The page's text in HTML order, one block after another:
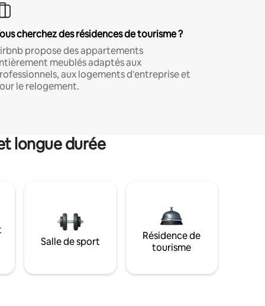
cherchez des résidences de tourisme ?
propose des appartements
meublés adaptés aux
aux logements d'entreprise et
le relogement.
longue durée
Salle de sport
Résidence de
tourisme